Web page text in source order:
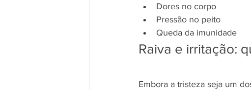
Dores no corpo
Pressão no peito
Queda da imunidade
Raiva e irritação:
Embora a tristeza seja um